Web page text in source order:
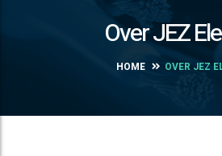
Over JEZ
HOME OVER JEZ